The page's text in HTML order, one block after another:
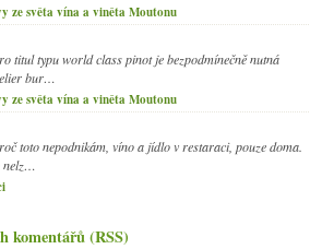
ze světa vína a viněta Moutonu
titul typu world class pinot je bezpodmínečně nutná
bur…
ze světa vína a viněta Moutonu
toto nepodnikám, víno a jídlo v restaraci, pouze doma.
nelz…
komentářů (RSS)